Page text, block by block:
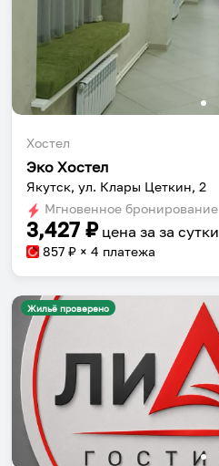
Хостел
Эко Хостел
Якутск, ул. Клары Цеткин, 2
Мгновенное бронирование
3,427 ₽ цена за за сутки
857 ₽ × 4 платежа
Жильё проверено